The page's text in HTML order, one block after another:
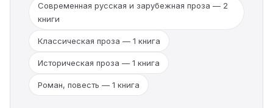
Современная русская и зарубежная проза — 2
книги
Классическая проза — 1 книга
Историческая проза — 1 книга
Роман, повесть — 1 книга